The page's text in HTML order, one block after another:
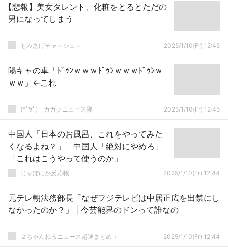
【悲報】美女タレント、化粧をとるとただの
男になってしまう
もみあげチャ～シュ～ 2025/1/10(Fr) 12:45
陽キャの車「ﾄﾞｩﾝｗｗｗﾄﾞｩﾝｗｗｗﾄﾞｩﾝｗ
ｗｗ」←これ
(*ﾟ∀ﾟ)ゞカガクニュース隊 2025/1/10(Fr) 12:45
中国人「日本のお風呂、これをやってみた
くなるよね？」 中国人「絶対にやめろ」
「これはこうやって使うのか」
じゃぽにか反応帳 2025/1/10(Fr) 12:44
元テレ朝法務部長「なぜフジテレビは中居正広を出禁にし
なかったのか？」 | 今芸能界のドンって誰なの
２ちゃんねるニュース超速まとめ＋ 2025/1/10(Fr) 12:44